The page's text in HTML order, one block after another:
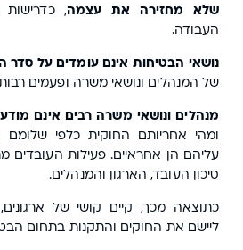
שלא מחזירה את עצמה,
העבודה.
נושאי הבטיחות אינם עומדים על סדר
של המנהלים ונושאי משרה ופעמים
מנהלים ונושאי משרה רבים אינם
ומהי אחריותם החוקית כלפי שלומם
עליהם הן אחראיים. פעילות
סיכון העובד, הארגון והמנהלים.
כתוצאה מכך, קיים קושי של
ליישם את החוקים והתקנות בתחום